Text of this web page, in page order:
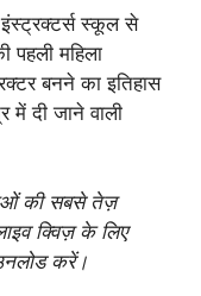
इंस्ट्रक्टर्स स्कूल से
पहली महिला
बनने का इतिहास
में दी जाने वाली
की सबसे तेज़
क्विज़ के लिए
करें।